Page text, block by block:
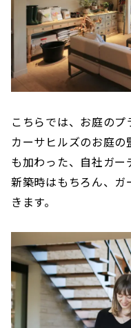
こちらでは、お庭のプ
カーサヒルズのお庭
も加わった、自社ガー
新築時はもちろん、
きます。